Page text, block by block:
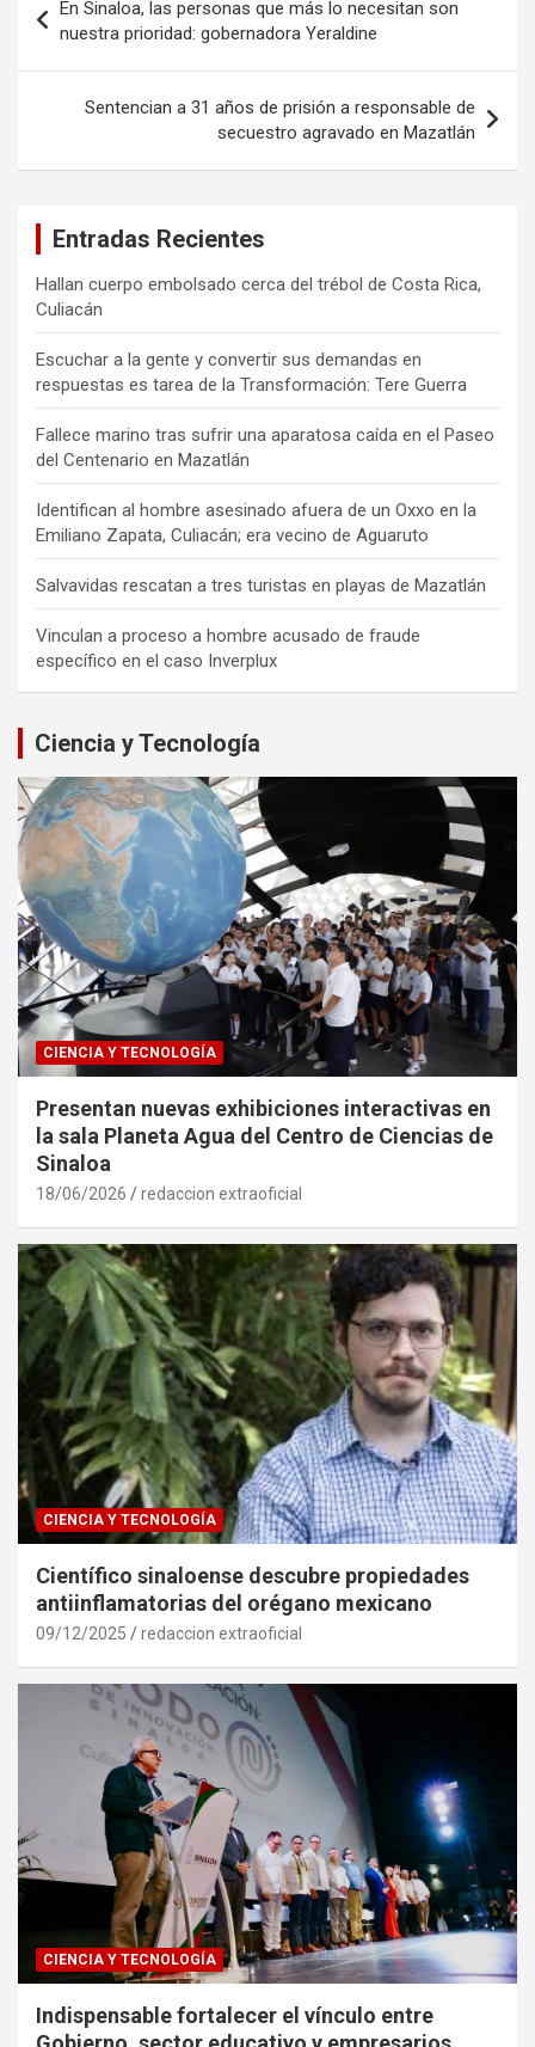
de
entradas
En Sinaloa, las personas que más lo necesitan son
nuestra prioridad: gobernadora Yeraldine
Sentencian a 31 años de prisión a responsable de
secuestro agravado en Mazatlán
Entradas Recientes
Hallan cuerpo embolsado cerca del trébol de Costa Rica,
Culiacán
Escuchar a la gente y convertir sus demandas en
respuestas es tarea de la Transformación: Tere Guerra
Fallece marino tras sufrir una aparatosa caída en el Paseo
del Centenario en Mazatlán
Identifican al hombre asesinado afuera de un Oxxo en la
Emiliano Zapata, Culiacán; era vecino de Aguaruto
Salvavidas rescatan a tres turistas en playas de Mazatlán
Vinculan a proceso a hombre acusado de fraude
específico en el caso Inverplux
Ciencia y Tecnología
CIENCIA Y TECNOLOGÍA
Presentan nuevas exhibiciones interactivas en
la sala Planeta Agua del Centro de Ciencias de
Sinaloa
18/06/2026 redaccion extraoficial
CIENCIA Y TECNOLOGÍA
Científico sinaloense descubre propiedades
antiinflamatorias del orégano mexicano
09/12/2025 redaccion extraoficial
CIENCIA Y TECNOLOGÍA
Indispensable fortalecer el vínculo entre